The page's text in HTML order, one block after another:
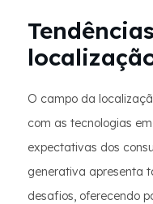
O campo da
com as tecnologias
expectativas dos
generativa apresenta
desafios, oferecendo